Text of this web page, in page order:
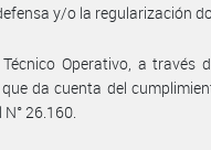
y/o la regularización
Operativo, a través
da cuenta del
26.160.